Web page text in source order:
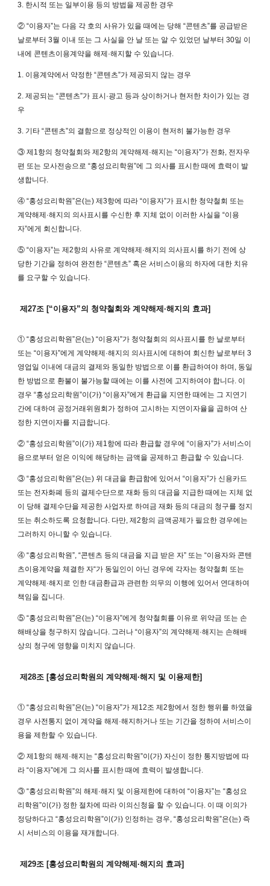
3. 한시적 또는 일부이용 등의 방법을 제공한 경우
② “이용자”는 다음 각 호의 사유가 있을 때에는 당해 “콘텐츠”를 공급받은
날로부터 3월 이내 또는 그 사실을 안 날 또는 알 수 있었던 날부터 30일 이
내에 콘텐츠이용계약을 해제·해지할 수 있습니다.
1. 이용계약에서 약정한 “콘텐츠”가 제공되지 않는 경우
2. 제공되는 “콘텐츠”가 표시·광고 등과 상이하거나 현저한 차이가 있는 경
우
3. 기타 “콘텐츠”의 결함으로 정상적인 이용이 현저히 불가능한 경우
③ 제1항의 청약철회와 제2항의 계약해제·해지는 “이용자”가 전화, 전자우
편 또는 모사전송으로 “홍성요리학원”에 그 의사를 표시한 때에 효력이 발
생합니다.
④ “홍성요리학원”은(는) 제3항에 따라 “이용자”가 표시한 청약철회 또는
계약해제·해지의 의사표시를 수신한 후 지체 없이 이러한 사실을 “이용
자”에게 회신합니다.
⑤ “이용자”는 제2항의 사유로 계약해제·해지의 의사표시를 하기 전에 상
당한 기간을 정하여 완전한 “콘텐츠” 혹은 서비스이용의 하자에 대한 치유
를 요구할 수 있습니다.
제27조 [“이용자”의 청약철회와 계약해제·해지의 효과]
① “홍성요리학원”은(는) “이용자”가 청약철회의 의사표시를 한 날로부터
또는 “이용자”에게 계약해제·해지의 의사표시에 대하여 회신한 날로부터 3
영업일 이내에 대금의 결제와 동일한 방법으로 이를 환급하여야 하며, 동일
한 방법으로 환불이 불가능할 때에는 이를 사전에 고지하여야 합니다. 이
경우 “홍성요리학원”이(가) “이용자”에게 환급을 지연한 때에는 그 지연기
간에 대하여 공정거래위원회가 정하여 고시하는 지연이자율을 곱하여 산
정한 지연이자를 지급합니다.
② “홍성요리학원”이(가) 제1항에 따라 환급할 경우에 “이용자”가 서비스이
용으로부터 얻은 이익에 해당하는 금액을 공제하고 환급할 수 있습니다.
③ “홍성요리학원”은(는) 위 대금을 환급함에 있어서 “이용자”가 신용카드
또는 전자화폐 등의 결제수단으로 재화 등의 대금을 지급한 때에는 지체 없
이 당해 결제수단을 제공한 사업자로 하여금 재화 등의 대금의 청구를 정지
또는 취소하도록 요청합니다. 다만, 제2항의 금액공제가 필요한 경우에는
그러하지 아니할 수 있습니다.
④ “홍성요리학원”, “콘텐츠 등의 대금을 지급 받은 자” 또는 “이용자와 콘텐
츠이용계약을 체결한 자“가 동일인이 아닌 경우에 각자는 청약철회 또는
계약해제·해지로 인한 대금환급과 관련한 의무의 이행에 있어서 연대하여
책임을 집니다.
⑤ “홍성요리학원”은(는) “이용자”에게 청약철회를 이유로 위약금 또는 손
해배상을 청구하지 않습니다. 그러나 “이용자”의 계약해제·해지는 손해배
상의 청구에 영향을 미치지 않습니다.
제28조 [홍성요리학원의 계약해제·해지 및 이용제한]
① “홍성요리학원”은(는) “이용자”가 제12조 제2항에서 정한 행위를 하였을
경우 사전통지 없이 계약을 해제·해지하거나 또는 기간을 정하여 서비스이
용을 제한할 수 있습니다.
② 제1항의 해제·해지는 “홍성요리학원”이(가) 자신이 정한 통지방법에 따
라 “이용자”에게 그 의사를 표시한 때에 효력이 발생합니다.
③ “홍성요리학원”의 해제·해지 및 이용제한에 대하여 “이용자”는 “홍성요
리학원”이(가) 정한 절차에 따라 이의신청을 할 수 있습니다. 이 때 이의가
정당하다고 “홍성요리학원”이(가) 인정하는 경우, “홍성요리학원”은(는) 즉
시 서비스의 이용을 재개합니다.
제29조 [홍성요리학원의 계약해제·해지의 효과]